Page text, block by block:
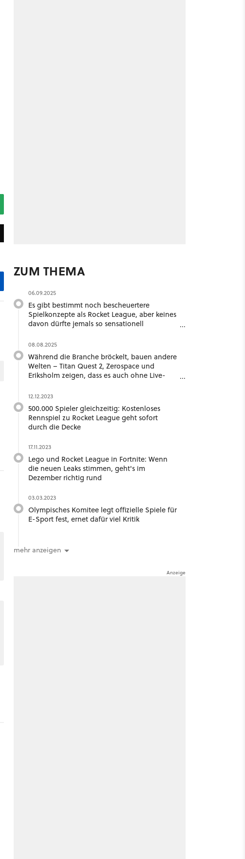
ZUM THEMA
06.09.2025
Es gibt bestimmt noch bescheuertere
Spielkonzepte als Rocket League, aber keines
davon dürfte jemals so sensationell
08.08.2025
Während die Branche bröckelt, bauen andere
Welten – Titan Quest 2, Zerospace und
Eriksholm zeigen, dass es auch ohne Live-
12.12.2023
500.000 Spieler gleichzeitig: Kostenloses
Rennspiel zu Rocket League geht sofort
durch die Decke
17.11.2023
Lego und Rocket League in Fortnite: Wenn
die neuen Leaks stimmen, geht's im
Dezember richtig rund
03.03.2023
Olympisches Komitee legt offizielle Spiele für
E-Sport fest, ernet dafür viel Kritik
mehr anzeigen